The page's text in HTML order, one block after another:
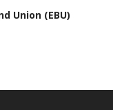
Union (EBU)